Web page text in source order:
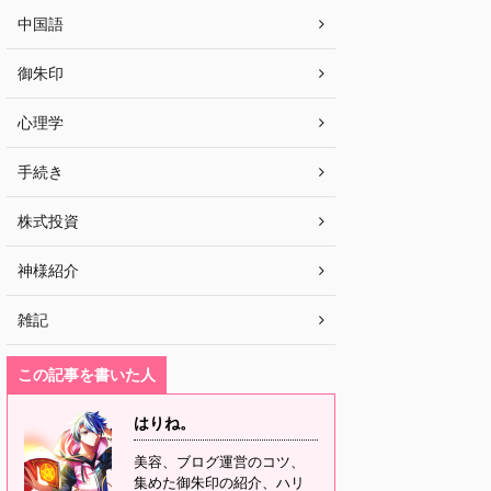
中国語
御朱印
心理学
手続き
株式投資
神様紹介
雑記
この記事を書いた人
はりね。
美容、ブログ運営のコツ、
集めた御朱印の紹介、ハリ